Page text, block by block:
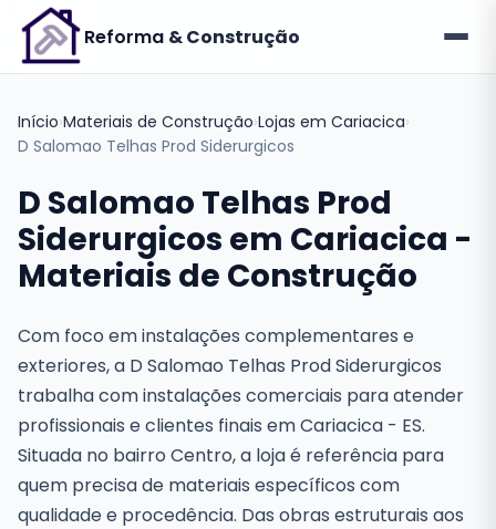
Reforma & Construção
Início›Materiais de Construção›Lojas em Cariacica›
D Salomao Telhas Prod Siderurgicos
D Salomao Telhas Prod
Siderurgicos em Cariacica -
Materiais de Construção
Com foco em instalações complementares e
exteriores, a D Salomao Telhas Prod Siderurgicos
trabalha com instalações comerciais para atender
profissionais e clientes finais em Cariacica - ES.
Situada no bairro Centro, a loja é referência para
quem precisa de materiais específicos com
qualidade e procedência. Das obras estruturais aos